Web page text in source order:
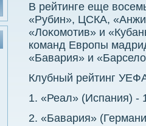
В рейтинге еще
«Рубин», ЦСКА,
«Лоκомотив» и
команд Европы
«Бавария» и
Клубный рейтинг
1. «Реал» (Испания) -
2. «Бавария»